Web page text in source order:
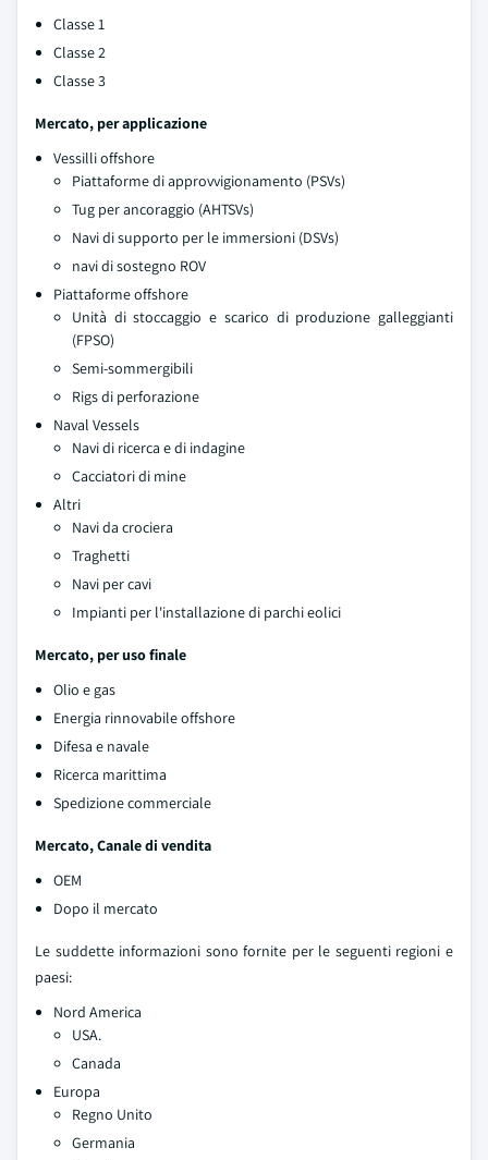
Classe 1
Classe 2
Classe 3
Mercato, per applicazione
Vessilli offshore
Piattaforme di approvvigionamento (PSVs)
Tug per ancoraggio (AHTSVs)
Navi di supporto per le immersioni (DSVs)
navi di sostegno ROV
Piattaforme offshore
Unità di stoccaggio e scarico di produzione galleggianti
(FPSO)
Semi-sommergibili
Rigs di perforazione
Naval Vessels
Navi di ricerca e di indagine
Cacciatori di mine
Altri
Navi da crociera
Traghetti
Navi per cavi
Impianti per l'installazione di parchi eolici
Mercato, per uso finale
Olio e gas
Energia rinnovabile offshore
Difesa e navale
Ricerca marittima
Spedizione commerciale
Mercato, Canale di vendita
OEM
Dopo il mercato
Le suddette informazioni sono fornite per le seguenti regioni e
paesi:
Nord America
USA.
Canada
Europa
Regno Unito
Germania